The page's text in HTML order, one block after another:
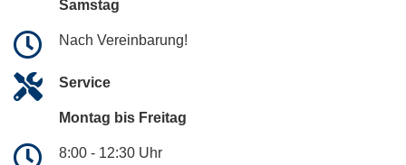
Samstag
Nach Vereinbarung!
Service
Montag bis Freitag
8:00 - 12:30 Uhr